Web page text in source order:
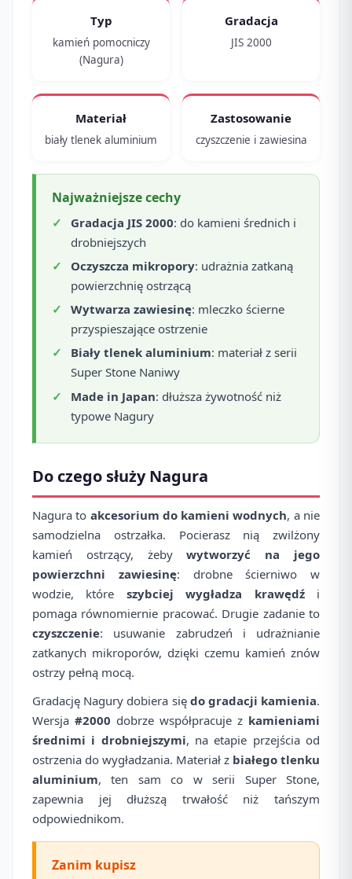
Typ
kamień pomocniczy
(Nagura)
Gradacja
JIS 2000
Materiał
biały tlenek aluminium
Zastosowanie
czyszczenie i zawiesina
Najważniejsze cechy
Gradacja JIS 2000: do kamieni średnich i
drobniejszych
Oczyszcza mikropory: udrażnia zatkaną
powierzchnię ostrzącą
Wytwarza zawiesinę: mleczko ścierne
przyspieszające ostrzenie
Biały tlenek aluminium: materiał z serii
Super Stone Naniwy
Made in Japan: dłuższa żywotność niż
typowe Nagury
Do czego służy Nagura
Nagura to akcesorium do kamieni wodnych, a nie
samodzielna ostrzałka. Pocierasz nią zwilżony
kamień ostrzący, żebywytworzyć na jego
powierzchni zawiesinę: drobne ścierniwo w
wodzie, które szybciej wygładza krawędźi
pomaga równomiernie pracować. Drugie zadanie to
czyszczenie: usuwanie zabrudzeń i udrażnianie
zatkanych mikroporów, dzięki czemu kamień znów
ostrzy pełną mocą.
Gradację Nagury dobiera się do gradacji kamienia.
Wersja #2000 dobrze współpracuje z kamieniami
średnimi i drobniejszymi, na etapie przejścia od
ostrzenia do wygładzania. Materiał z białego tlenku
aluminium, ten sam co w serii Super Stone,
zapewnia jej dłuższą trwałość niż tańszym
odpowiednikom.
Zanim kupisz